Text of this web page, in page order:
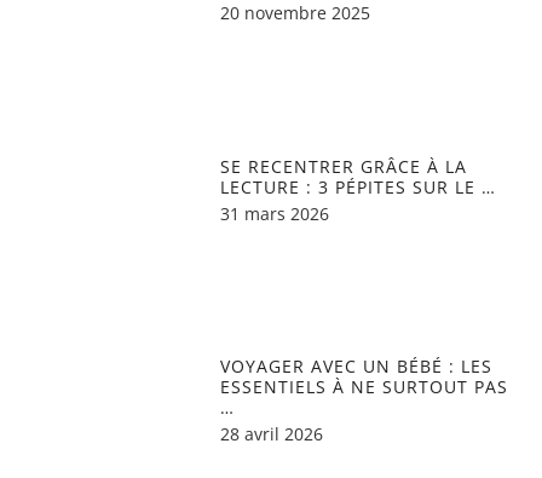
20 novembre 2025
SE RECENTRER GRÂCE À LA
LECTURE : 3 PÉPITES SUR LE …
31 mars 2026
VOYAGER AVEC UN BÉBÉ : LES
ESSENTIELS À NE SURTOUT PAS
…
28 avril 2026